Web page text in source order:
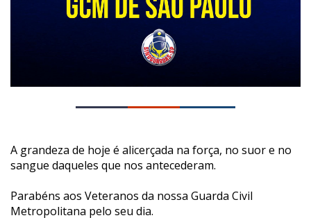
A grandeza de hoje é alicerçada na força, no suor e no
sangue daqueles que nos antecederam.
Parabéns aos Veteranos da nossa Guarda Civil
Metropolitana pelo seu dia.